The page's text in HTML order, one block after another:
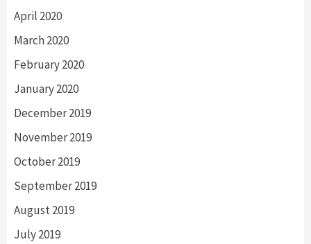
April 2020
March 2020
February 2020
January 2020
December 2019
November 2019
October 2019
September 2019
August 2019
July 2019